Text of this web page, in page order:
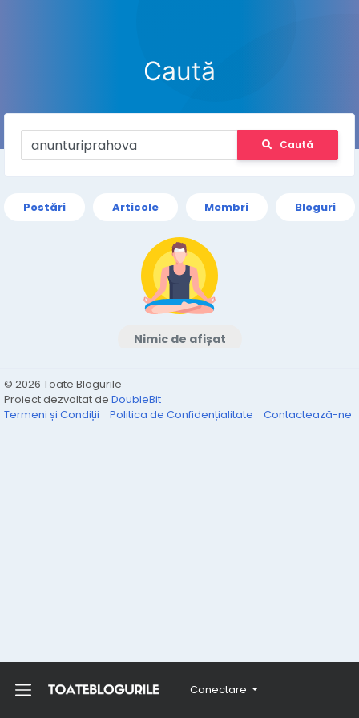
Conectare
Caută
Caută
Postări Articole Membri Bloguri
Nimic de afișat
© 2026 Toate Blogurile
Proiect dezvoltat de DoubleBit
Termeni și Condiții
Politica de Confidențialitate Contactează-ne